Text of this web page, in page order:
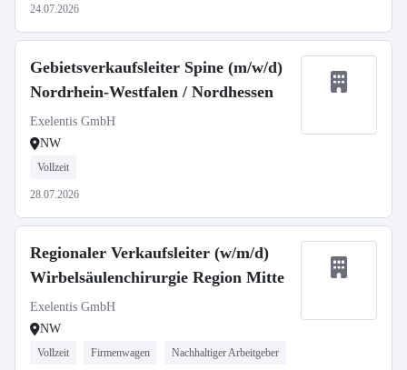
24.07.2026
Gebietsverkaufsleiter Spine (m/w/d)
Nordrhein-Westfalen / Nordhessen
Exelentis GmbH
NW
Vollzeit
28.07.2026
Regionaler Verkaufsleiter (w/m/d)
Wirbelsäulenchirurgie Region Mitte
Exelentis GmbH
NW
Vollzeit Firmenwagen Nachhaltiger Arbeitgeber